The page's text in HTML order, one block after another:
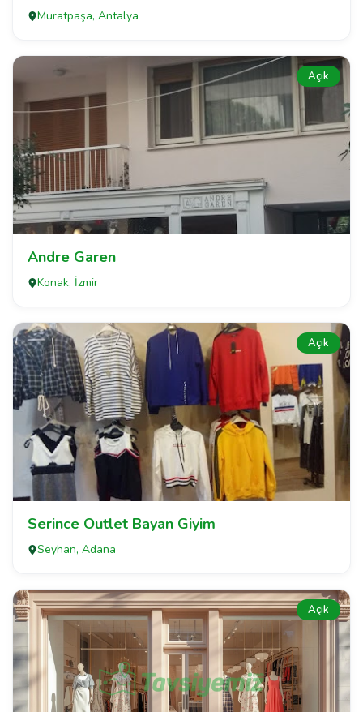
Muratpaşa, Antalya
Açık
Andre Garen
Konak, İzmir
Açık
Serince Outlet Bayan Giyim
Seyhan, Adana
Açık